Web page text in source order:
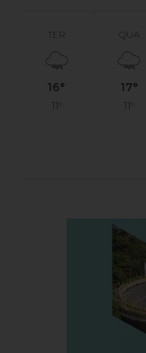
TER
16°
11°
QUA
17°
11°